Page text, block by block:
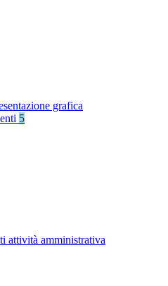
grafica
5
attività amministrativa